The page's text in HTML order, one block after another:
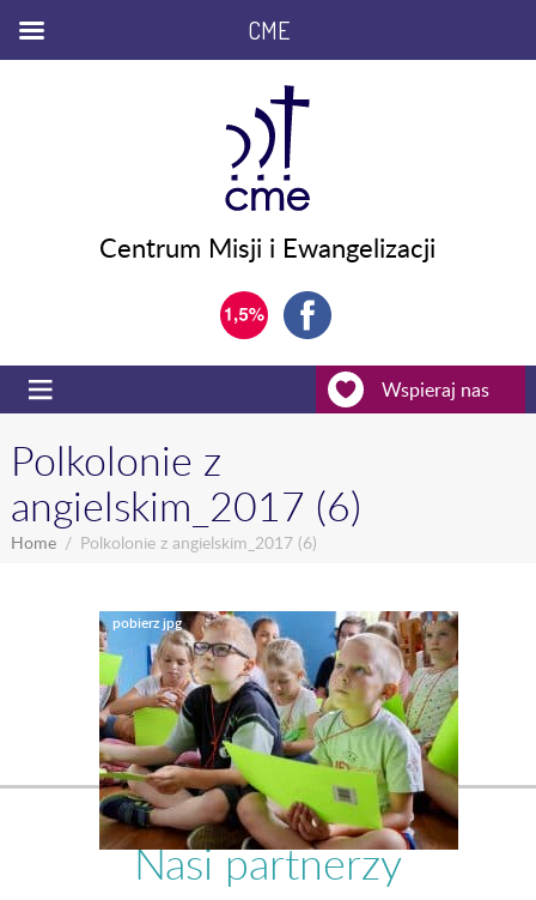
Centrum Misji i Ewangelizacji
Wspieraj nas
Polkolonie z
angielskim_2017 (6)
Home Polkolonie z angielskim_2017 (6)
Nasi partnerzy
CME